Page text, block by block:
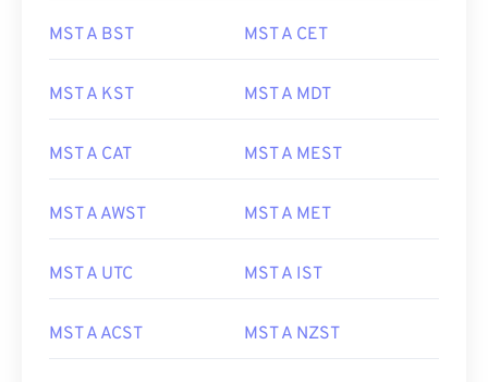
MST A BST MST A CET
MST A KST MST A MDT
MST A CAT MST A MEST
MST A AWST MST A MET
MST A UTC MST A IST
MST A ACST MST A NZST